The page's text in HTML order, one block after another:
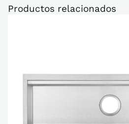
Productos relacionados